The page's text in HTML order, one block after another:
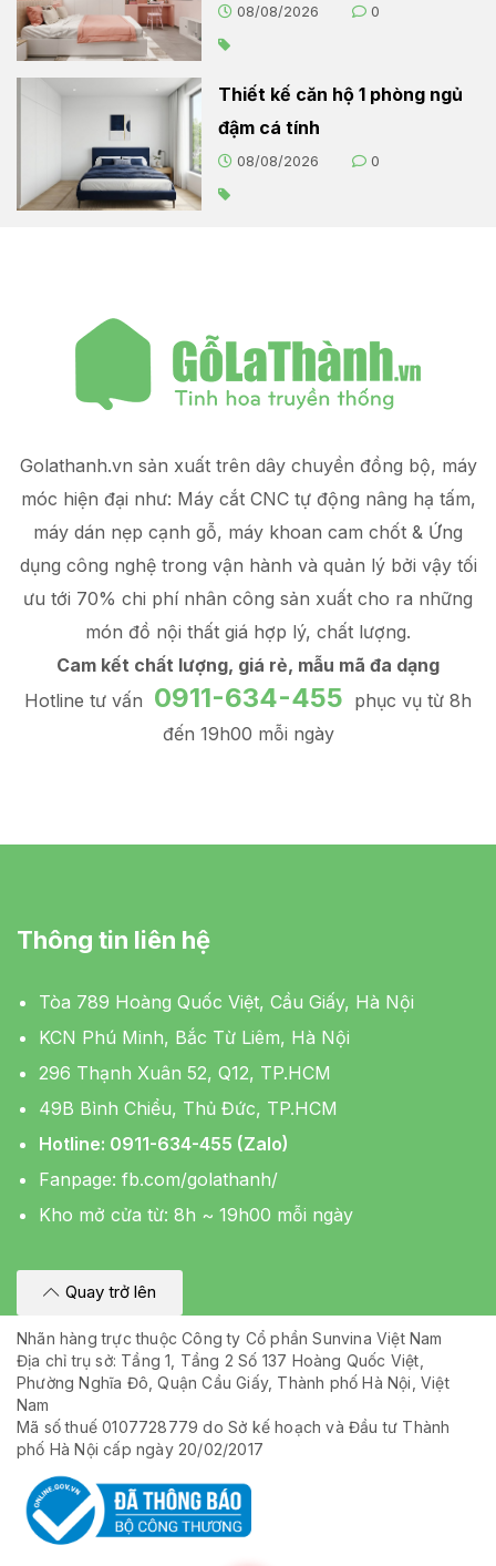
08/08/2026 0
Thiết kế căn hộ 1 phòng ngủ
đậm cá tính
08/08/2026 0
Golathanh.vn sản xuất trên dây chuyền đồng bộ, máy
móc hiện đại như: Máy cắt CNC tự động nâng hạ tấm,
máy dán nẹp cạnh gỗ, máy khoan cam chốt & Ứng
dụng công nghệ trong vận hành và quản lý bởi vậy tối
ưu tới 70% chi phí nhân công sản xuất cho ra những
món đồ nội thất giá hợp lý, chất lượng.
Cam kết chất lượng, giá rẻ, mẫu mã đa dạng
Hotline tư vấn 0911-634-455 phục vụ từ 8h
đến 19h00 mỗi ngày
Thông tin liên hệ
Tòa 789 Hoàng Quốc Việt, Cầu Giấy, Hà Nội
KCN Phú Minh, Bắc Từ Liêm, Hà Nội
296 Thạnh Xuân 52, Q12, TP.HCM
49B Bình Chiểu, Thủ Đức, TP.HCM
Hotline: 0911-634-455 (Zalo)
Fanpage: fb.com/golathanh/
Kho mở cửa từ: 8h ~ 19h00 mỗi ngày
Quay trở lên
Nhãn hàng trực thuộc Công ty Cổ phần Sunvina Việt Nam
Địa chỉ trụ sở: Tầng 1, Tầng 2 Số 137 Hoàng Quốc Việt,
Phường Nghĩa Đô, Quận Cầu Giấy, Thành phố Hà Nội, Việt
Nam
Mã số thuế 0107728779 do Sở kế hoạch và Đầu tư Thành
phố Hà Nội cấp ngày 20/02/2017